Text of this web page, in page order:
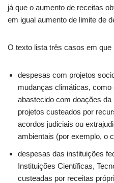
já que o aumento de receitas
em igual aumento de limite de
O texto lista três casos em
despesas com projetos
mudanças climáticas,
abastecido com doações
projetos custeados por
acordos judiciais ou
ambientais (por exemplo, o
despesas das instituições
Instituições Científicas,
custeadas por receitas